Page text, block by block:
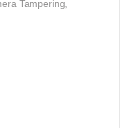
Tampering,